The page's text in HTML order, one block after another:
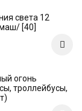
света 12
[40]
огонь
троллейбусы,